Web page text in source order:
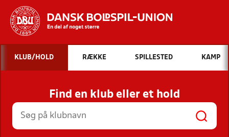
Hvad vil du søge efter?
INDHOLD OG NYHEDER
STILLINGER, RESULTATER, KLUBBER OG
HOLD
KLUB/HOLD RÆKKE SPILLESTED KAMP
Find en klub eller et hold